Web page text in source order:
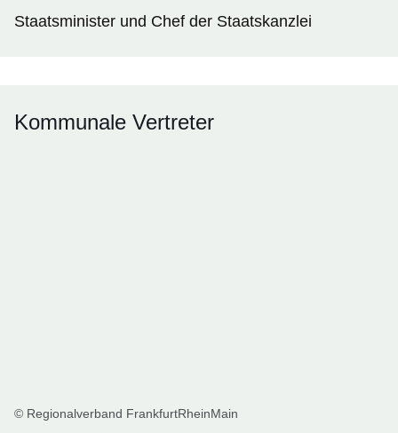
Staatsminister und Chef der Staatskanzlei
Kommunale Vertreter
© Regionalverband FrankfurtRheinMain